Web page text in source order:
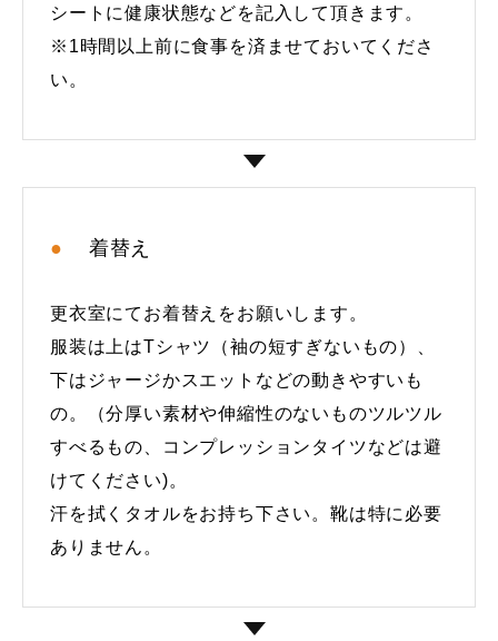
シートに健康状態などを記入して頂きます。
※1時間以上前に食事を済ませておいてくださ
い。
着替え
更衣室にてお着替えをお願いします。
服装は上はTシャツ（袖の短すぎないもの）、
下はジャージかスエットなどの動きやすいも
の。（分厚い素材や伸縮性のないものツルツル
すべるもの、コンプレッションタイツなどは避
けてください)。
汗を拭くタオルをお持ち下さい。靴は特に必要
ありません。